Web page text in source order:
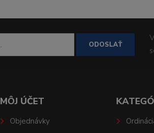
ODOSLAŤ
MÔJ ÚČET
Objednávky